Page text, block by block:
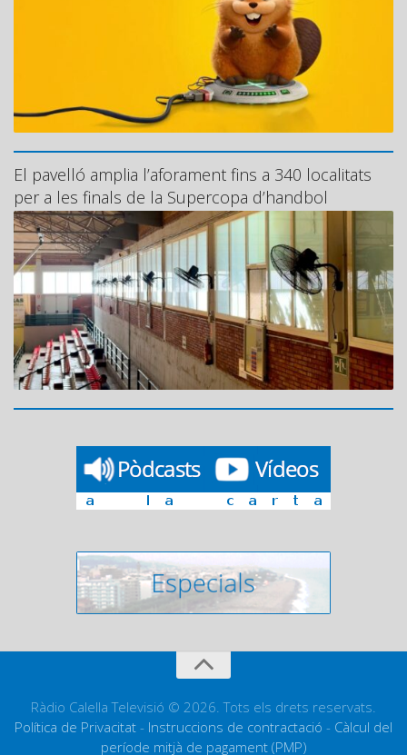
El pavelló amplia l’aforament fins a 340 localitats
per a les finals de la Supercopa d’handbol
Ràdio Calella Televisió © 2026. Tots els drets reservats.
Política de Privacitat - Instruccions de contractació - Càlcul del
període mitjà de pagament (PMP)